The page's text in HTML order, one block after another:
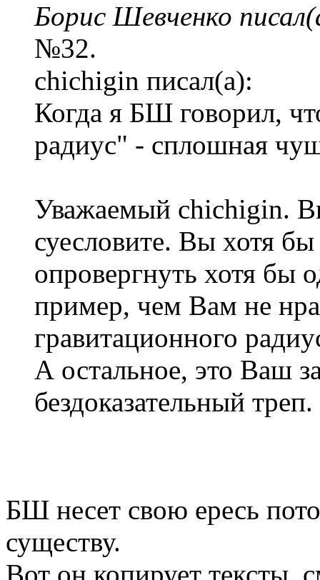
Борис Шевченко
№32.
chichigin писал(а):
Когда я БШ говорил,
радиус" - сплошная
Уважаемый chichigin.
суесловите. Вы хотя
опровергнуть хотя бы
пример, чем Вам не
гравитационного
А остальное, это Ваш
бездоказательный
БШ несет свою ересь
существу.